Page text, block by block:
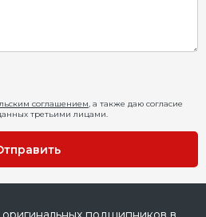
соглашением, а также даю согласие
третьими лицами.